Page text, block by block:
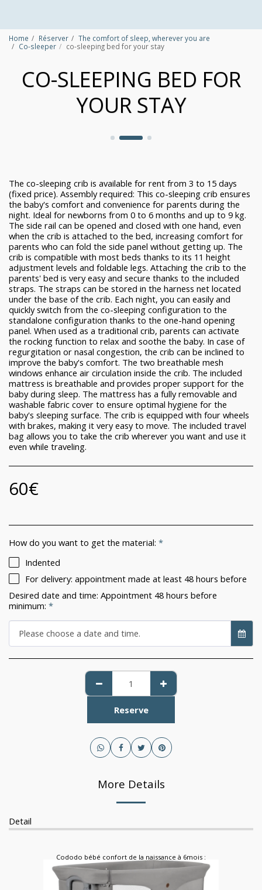
Home Réserver
The comfort of sleep, wherever you are
Co-sleeper
co-sleeping bed for your stay
CO-SLEEPING BED FOR
YOUR STAY
The co-sleeping crib is available for rent from 3 to 15 days
(fixed price). Assembly required: This co-sleeping crib ensures
the baby's comfort and convenience for parents during the
night. Ideal for newborns from 0 to 6 months and up to 9 kg.
The side rail can be opened and closed with one hand, even
when the crib is attached to the bed, increasing comfort for
parents who can fold the side panel without getting up. The
crib is compatible with most beds thanks to its 11 height
adjustment levels and foldable legs. Attaching the crib to the
parents' bed is very easy and secure thanks to the included
straps. The straps can be stored in the harness net located
under the base of the crib. Each night, you can easily and
quickly switch from the co-sleeping configuration to the
standalone configuration thanks to the one-hand opening
panel. When used as a traditional crib, parents can activate
the rocking function to relax and soothe the baby. In case of
regurgitation or nasal congestion, the crib can be inclined to
improve the baby's comfort. The two breathable mesh
windows enhance air circulation inside the crib. The included
mattress is breathable and provides proper support for the
baby during sleep. The mattress has a fully removable and
washable fabric cover to ensure optimal hygiene for the
baby's sleeping surface. The crib is equipped with four wheels
with brakes, making it very easy to move. The included travel
bag allows you to take the crib wherever you want and use it
even while traveling.
60€
How do you want to get the material: *
Indented
For delivery: appointment made at least 48 hours before
Desired date and time: Appointment 48 hours before
minimum: *
Please choose a date and time.
Reserve
More Details
Detail
Cododo bébé confort de la naissance à 6mois :